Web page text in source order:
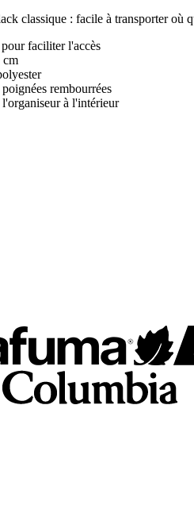
classique : facile à transporter où
faciliter l'accès
cm
rembourrées
l'organiseur à l'intérieur